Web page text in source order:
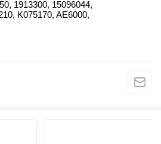
1913300, 15096044,
K075170, AE6000,